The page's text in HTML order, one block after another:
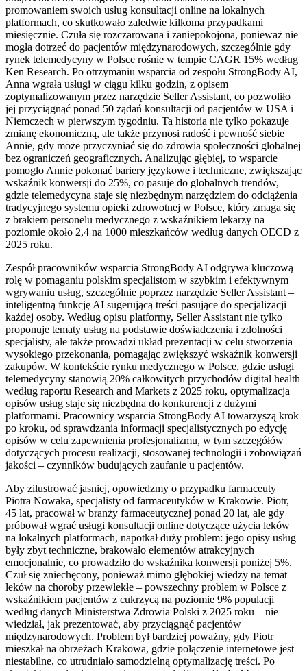
promowaniem swoich usług konsultacji online na lokalnych
platformach, co skutkowało zaledwie kilkoma przypadkami
miesięcznie. Czuła się rozczarowana i zaniepokojona, ponieważ nie
mogła dotrzeć do pacjentów międzynarodowych, szczególnie gdy
rynek telemedycyny w Polsce rośnie w tempie CAGR 15% według
Ken Research. Po otrzymaniu wsparcia od zespołu StrongBody AI,
Anna wgrała usługi w ciągu kilku godzin, z opisem
zoptymalizowanym przez narzędzie Seller Assistant, co pozwoliło
jej przyciągnąć ponad 50 żądań konsultacji od pacjentów w USA i
Niemczech w pierwszym tygodniu. Ta historia nie tylko pokazuje
zmianę ekonomiczną, ale także przynosi radość i pewność siebie
Annie, gdy może przyczyniać się do zdrowia społeczności globalnej
bez ograniczeń geograficznych. Analizując głębiej, to wsparcie
pomogło Annie pokonać bariery językowe i techniczne, zwiększając
wskaźnik konwersji do 25%, co pasuje do globalnych trendów,
gdzie telemedycyna staje się niezbędnym narzędziem do odciążenia
tradycyjnego systemu opieki zdrowotnej w Polsce, który zmaga się
z brakiem personelu medycznego z wskaźnikiem lekarzy na
poziomie około 2,4 na 1000 mieszkańców według danych OECD z
2025 roku.
Zespół pracowników wsparcia StrongBody AI odgrywa kluczową
rolę w pomaganiu polskim specjalistom w szybkim i efektywnym
wgrywaniu usług, szczególnie poprzez narzędzie Seller Assistant –
inteligentną funkcję AI sugerującą treści pasujące do specjalizacji
każdej osoby. Według opisu platformy, Seller Assistant nie tylko
proponuje tematy usług na podstawie doświadczenia i zdolności
specjalisty, ale także prowadzi układ prezentacji w celu stworzenia
wysokiego przekonania, pomagając zwiększyć wskaźnik konwersji
zakupów. W kontekście rynku medycznego w Polsce, gdzie usługi
telemedycyny stanowią 20% całkowitych przychodów digital health
według raportu Research and Markets z 2025 roku, optymalizacja
opisów usług staje się niezbędna do konkurencji z dużymi
platformami. Pracownicy wsparcia StrongBody AI towarzyszą krok
po kroku, od sprawdzania informacji specjalistycznych po edycję
opisów w celu zapewnienia profesjonalizmu, w tym szczegółów
dotyczących procesu realizacji, stosowanej technologii i zobowiązań
jakości – czynników budujących zaufanie u pacjentów.
Aby zilustrować jasniej, opowiedzmy o przypadku farmaceuty
Piotra Nowaka, specjalisty od farmaceutyków w Krakowie. Piotr,
45 lat, pracował w branży farmaceutycznej ponad 20 lat, ale gdy
próbował wgrać usługi konsultacji online dotyczące użycia leków
na lokalnych platformach, napotkał duży problem: jego opisy usług
były zbyt techniczne, brakowało elementów atrakcyjnych
emocjonalnie, co prowadziło do wskaźnika konwersji poniżej 5%.
Czuł się zniechęcony, ponieważ mimo głębokiej wiedzy na temat
leków na choroby przewlekłe – powszechny problem w Polsce z
wskaźnikiem pacjentów z cukrzycą na poziomie 9% populacji
według danych Ministerstwa Zdrowia Polski z 2025 roku – nie
wiedział, jak prezentować, aby przyciągnąć pacjentów
międzynarodowych. Problem był bardziej poważny, gdy Piotr
mieszkał na obrzeżach Krakowa, gdzie połączenie internetowe jest
niestabilne, co utrudniało samodzielną optymalizację treści. Po